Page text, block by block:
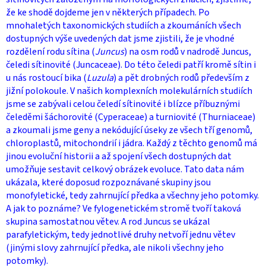
že ke shodě dojdeme jen v některých případech. Po
mnohaletých taxonomických studiích a zkoumáních všech
dostupných výše uvedených dat jsme zjistili, že je vhodné
rozdělení rodu sítina (Juncus) na osm rodů v nadrodě Juncus,
čeledi sítinovité (Juncaceae). Do této čeledi patří kromě sítin i
u nás rostoucí bika (Luzula) a pět drobných rodů především z
jižní polokoule. V našich komplexních molekulárních studiích
jsme se zabývali celou čeledí sítinovité i blízce příbuznými
čeleděmi šáchorovité (Cyperaceae) a turniovité (Thurniaceae)
a zkoumali jsme geny a nekódující úseky ze všech tří genomů,
chloroplastů, mitochondrií i jádra. Každý z těchto genomů má
jinou evoluční historii a až spojení všech dostupných dat
umožňuje sestavit celkový obrázek evoluce. Tato data nám
ukázala, které doposud rozpoznávané skupiny jsou
monofyletické, tedy zahrnující předka a všechny jeho potomky.
A jak to poznáme? Ve fylogenetickém stromě tvoří taková
skupina samostatnou větev. A rod Juncus se ukázal
parafyletickým, tedy jednotlivé druhy netvoří jednu větev
(jinými slovy zahrnující předka, ale nikoli všechny jeho
potomky).